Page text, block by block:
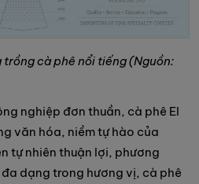
cà phê nổi tiếng (Nguồn:
nghiệp đơn thuần, cà phê El
văn hóa, niềm tự hào của
tự nhiên thuận lợi, phương
dạng trong hương vị, cà phê